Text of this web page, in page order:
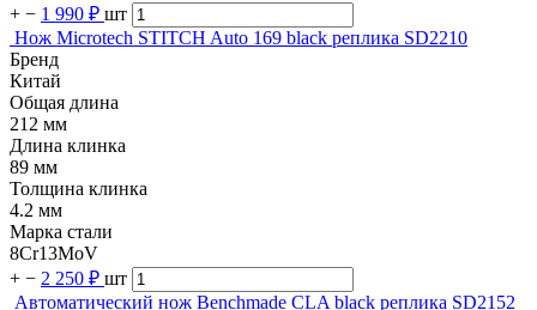
+ − 1 990 ₽ шт
Нож Microtech STITCH Auto 169 black реплика SD2210
Бренд
Китай
Общая длина
212 мм
Длина клинка
89 мм
Толщина клинка
4.2 мм
Марка стали
8Cr13MoV
+ − 2 250 ₽ шт
Автоматический нож Benchmade CLA black реплика SD2152